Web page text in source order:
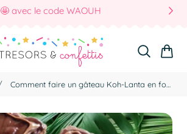
🤩 avec le code WAOUH
Panier
Comment faire un gâteau Koh-Lanta en forme de Totem (facile et sans moule spécial)